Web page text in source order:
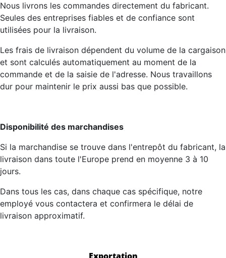
Nous livrons les commandes directement du fabricant.
Seules des entreprises fiables et de confiance sont
utilisées pour la livraison.
Les frais de livraison dépendent du volume de la cargaison
et sont calculés automatiquement au moment de la
commande et de la saisie de l'adresse. Nous travaillons
dur pour maintenir le prix aussi bas que possible.
Disponibilité des marchandises
Si la marchandise se trouve dans l'entrepôt du fabricant, la
livraison dans toute l'Europe prend en moyenne 3 à 10
jours.
Dans tous les cas, dans chaque cas spécifique, notre
employé vous contactera et confirmera le délai de
livraison approximatif.